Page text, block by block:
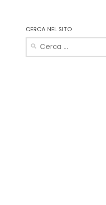
CERCA NEL SITO
Ricerca
per: